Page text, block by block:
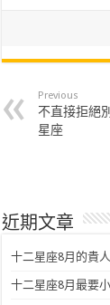
Previous
不直接拒絕
星座
近期文章
十二星座8月的貴
十二星座8月最要